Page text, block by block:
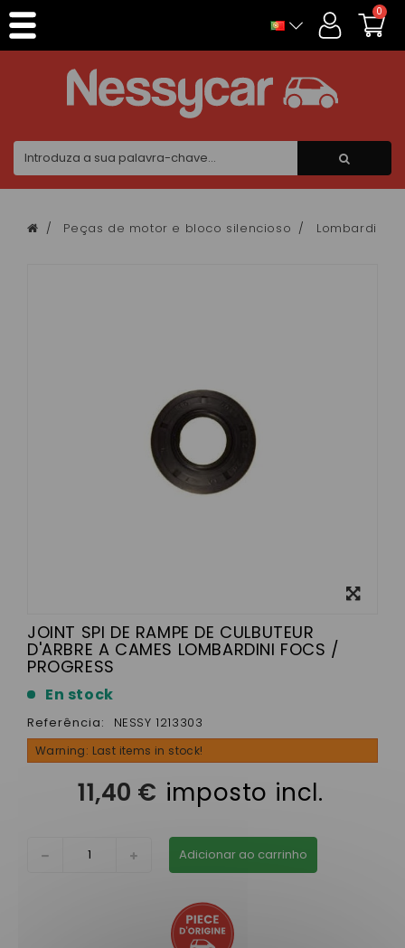
0
Peças de motor e bloco silencioso Lombardini
JOINT SPI DE RAMPE DE CULBUTEUR
D'ARBRE A CAMES LOMBARDINI FOCS /
PROGRESS
En stock
Referência: NESSY 1213303
Warning: Last items in stock!
11,40 € imposto incl.
Adicionar ao carrinho
Painel de Gerenciamento de Cookies